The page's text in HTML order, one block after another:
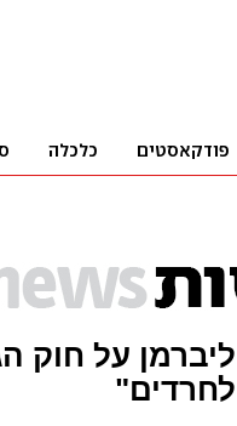
ליברמן על חוק
לחרדים"